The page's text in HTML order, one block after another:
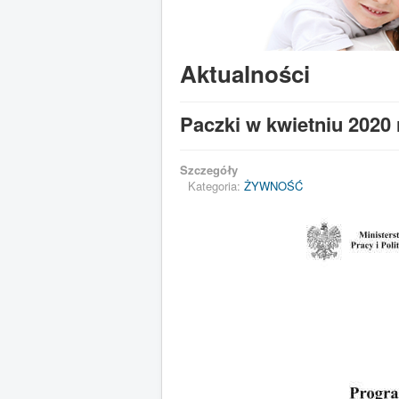
Aktualności
Paczki w kwietniu 2020
Szczegóły
Kategoria: ŻYWNOŚĆ